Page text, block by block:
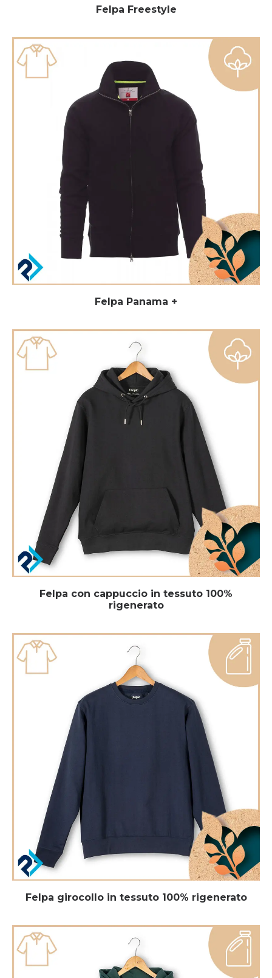
Felpa Freestyle
Felpa Panama +
Felpa con cappuccio in tessuto 100%
rigenerato
Felpa girocollo in tessuto 100% rigenerato